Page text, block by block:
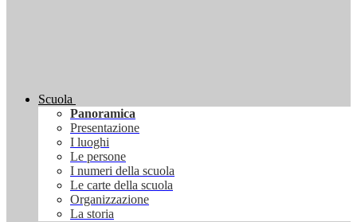
Scuola
Panoramica
Presentazione
I luoghi
Le persone
I numeri della scuola
Le carte della scuola
Organizzazione
La storia